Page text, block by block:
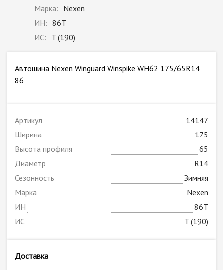
Марка: Nexen
ИН: 86T
ИС: T (190)
Автошина Nexen Winguard Winspike WH62 175/65R14
86
Артикул
14147
Ширина
175
Высота профиля
65
Диаметр
R14
Сезонность
Зимняя
Марка
Nexen
ИН
86T
ИС
T (190)
Доставка